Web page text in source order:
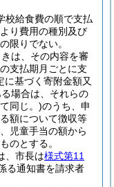
校給食費の順で支払
り費用の種別及び
限りでない。
は、その内容を審
支払期月ごとに支
に基づく寄附金額又
場合は、それらの
同じ。)のうち、申
額について徴収等
児童手当の額から
のとする。
、市長は様式第11
る通知書を請求者